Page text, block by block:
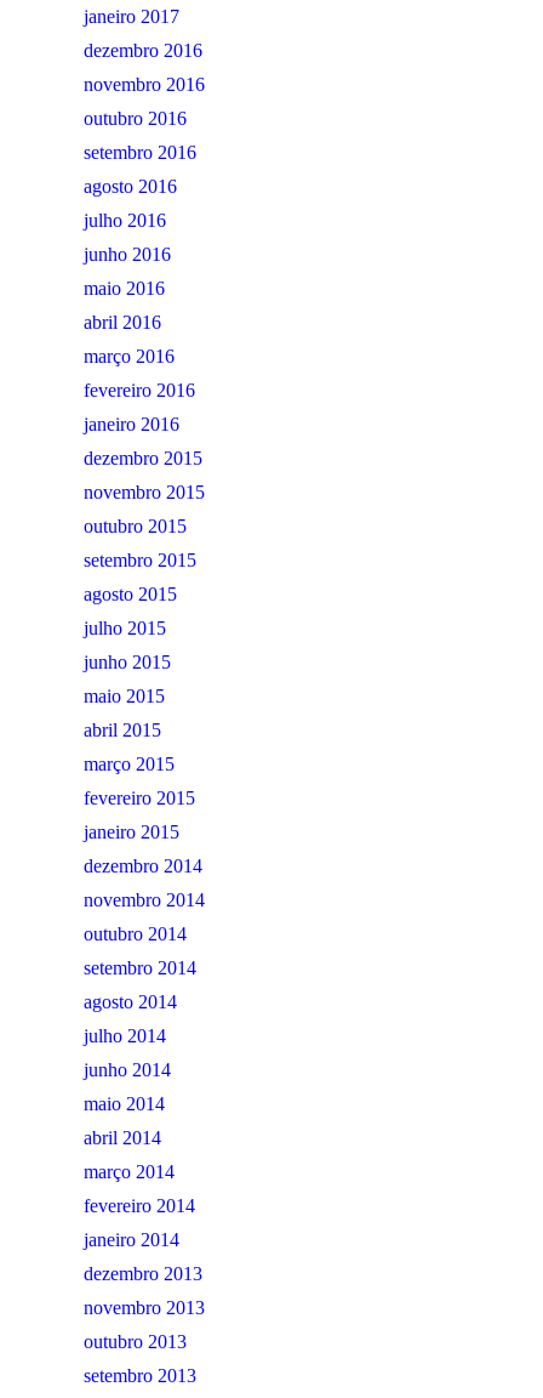
janeiro 2017
dezembro 2016
novembro 2016
outubro 2016
setembro 2016
agosto 2016
julho 2016
junho 2016
maio 2016
abril 2016
março 2016
fevereiro 2016
janeiro 2016
dezembro 2015
novembro 2015
outubro 2015
setembro 2015
agosto 2015
julho 2015
junho 2015
maio 2015
abril 2015
março 2015
fevereiro 2015
janeiro 2015
dezembro 2014
novembro 2014
outubro 2014
setembro 2014
agosto 2014
julho 2014
junho 2014
maio 2014
abril 2014
março 2014
fevereiro 2014
janeiro 2014
dezembro 2013
novembro 2013
outubro 2013
setembro 2013